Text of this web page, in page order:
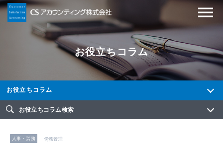
お役立ちコラム
お役立ちコラム
お役立ちコラム検索
人事・労務 労務管理